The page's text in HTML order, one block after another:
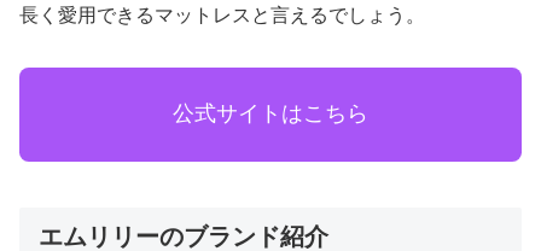
長く愛用できるマットレスと言えるでしょう。
公式サイトはこちら
エムリリーのブランド紹介